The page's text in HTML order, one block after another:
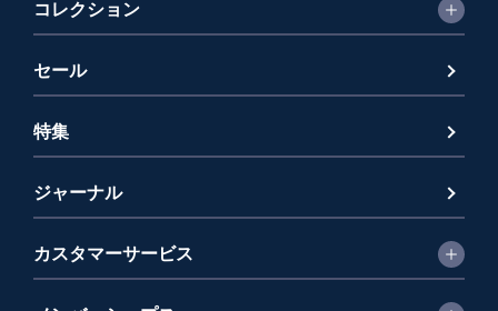
コレクション
セール
特集
ジャーナル
カスタマーサービス